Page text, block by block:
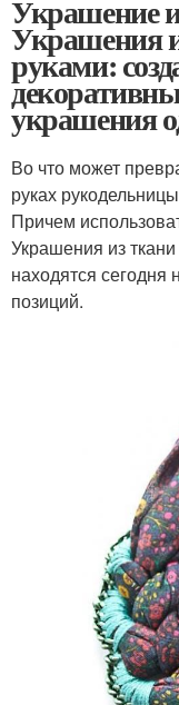
Украшение
Украшения
руками:
украшения
Во что может
руках
Причем
Украшения из
находятся сегодня
позиций.